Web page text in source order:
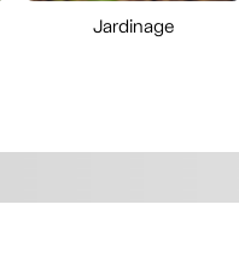
Jardinage